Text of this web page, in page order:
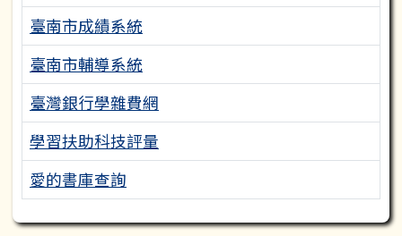
臺南市成績系統
臺南市輔導系統
臺灣銀行學雜費網
學習扶助科技評量
愛的書庫查詢